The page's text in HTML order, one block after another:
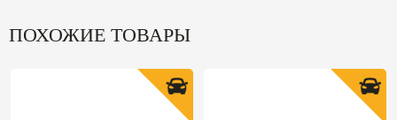
ПОХОЖИЕ ТОВАРЫ